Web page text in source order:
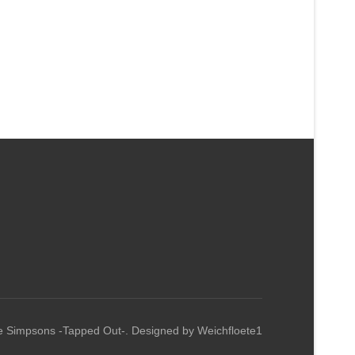
Simpsons -Tapped Out-. Designed by Weichfloete1